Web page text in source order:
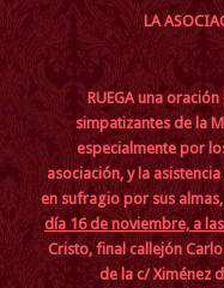
LA
RUEGA una
simpatizantes de la
especialmente por
asociación, y la
en sufragio por sus
día 16 de noviembre, a
Cristo, final callejón
de la c/ Ximénez